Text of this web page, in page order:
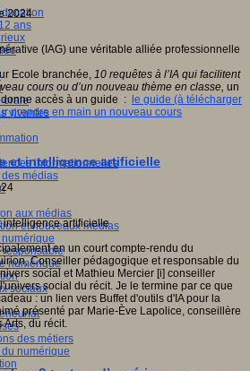
ans
orale
vivantes
informationnelles
médias
aux médias
et nouveaux médias
numérique
responsable
numérique
sociaux
des métiers
du numérique
2024
Ecole branchée, 10 requêtes à l’IA qui facilitent
cours ou d’un nouveau thème en classe, un
accès à un guide :
le guide (à télécharger
prendre en main un nouveau cours
et intelligence artificielle
en un court compte-rendu du
Conseiller pédagogique et responsable du
social et Mathieu Mercier [i] conseiller
social du récit. Je le termine par ce que
: un lien vers Buffet d'outils d'IA pour la
présenté par Marie-Ève Lapolice, conseillère
du récit.